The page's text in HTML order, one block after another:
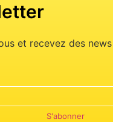
et recevez des
S'abonner